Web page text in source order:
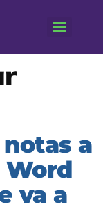
a
Word
va a